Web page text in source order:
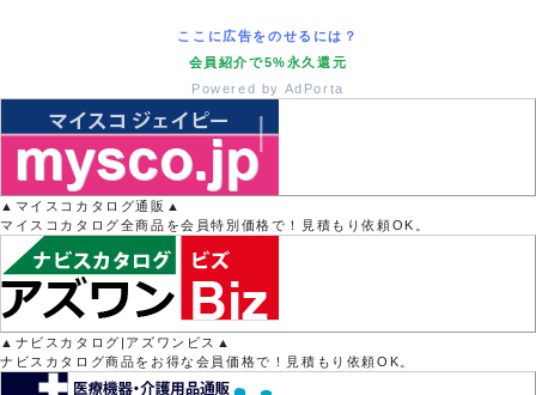
ここに広告をのせるには？
会員紹介で5%永久還元
Powered by AdPorta
▲マイスコカタログ通販▲
マイスコカタログ全商品を会員特別価格で！見積もり依頼OK。
▲ナビスカタログ|アズワンビス▲
ナビスカタログ商品をお得な会員価格で！見積もり依頼OK。